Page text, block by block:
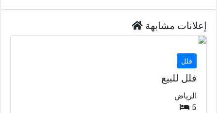
إعلانات مشابهة
فلل
فلل للبيع
الرياض
5